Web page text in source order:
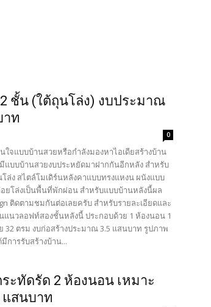
ชั้น (ใต้ถุนโล่ง) งบประมาณ
าท
0
จแบบบ้านสวยหรือกำลังมองหาไอเดียสร้างบ้าน
แบบบ้านสวยงบประหยัดมาฝากกันอีกหลัง สำหรับ
ล่ง สไตล์โมเดิร์นหลังคาแบบทรงแหงน ผนังแบบ
ยโล่งเป็นพื้นที่พักผ่อน สำหรับแบบบ้านหลังนี้ผล
ติดตามชมกันต่อเลยครับ สำหรับรายละเอียดและ
แนวลอฟท์สองชั้นหลังนี้ ประกอบด้วย 1 ห้องนอน 1
32 ตรม งบก่อสร้างประมาณ 3.5 แสนบาท รูปภาพ
การรับสร้างบ้าน...
ะทัดรัด 2 ห้องนอน เหมาะ
แสนบาท